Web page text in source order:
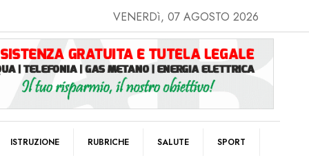
VENERDì, 07 AGOSTO 2026
ISTRUZIONE RUBRICHE SALUTE SPORT